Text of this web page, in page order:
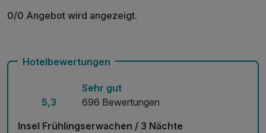
0/0 Angebot wird angezeigt.
Hotelbewertungen
5,3
Sehr gut
696 Bewertungen
Insel Frühlingserwachen / 3 Nächte